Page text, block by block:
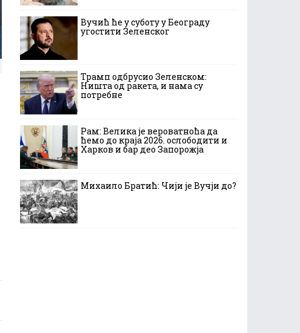
Вучић ће у суботу у Београду
угостити Зеленског
Трамп одбрусио Зеленском:
Ништа од ракета, и нама су
потребне
Рам: Велика је вероватноћа да
ћемо до краја 2026. ослободити и
Харков и бар део Запорожја
Михаило Братић: Чији је Вучји до?